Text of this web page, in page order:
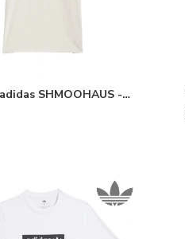
SHMOOHAUS -